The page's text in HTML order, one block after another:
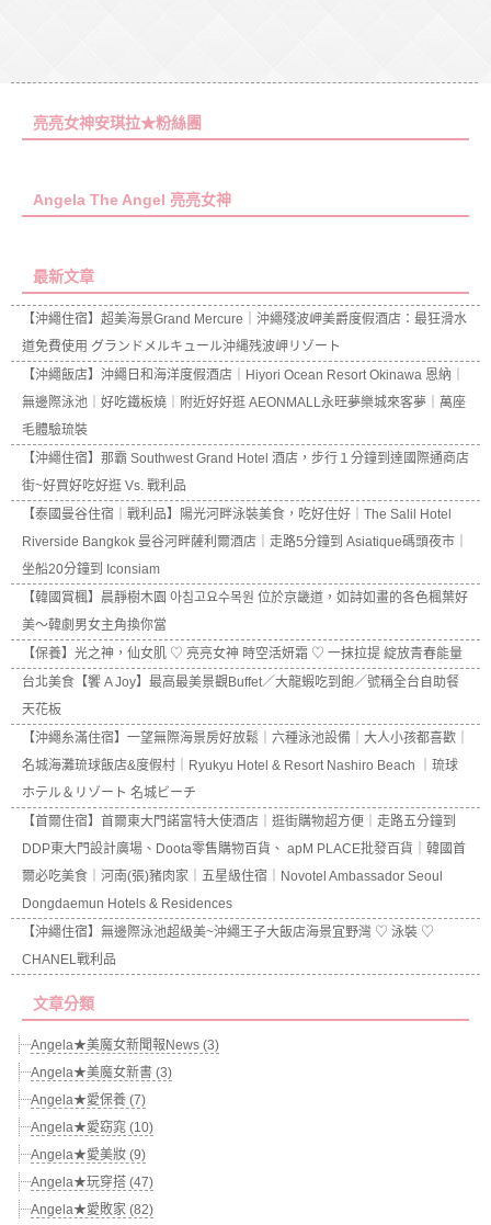
亮亮女神安琪拉★粉絲團
Angela The Angel 亮亮女神
最新文章
【沖繩住宿】超美海景Grand Mercure｜沖繩殘波岬美爵度假酒店：最狂滑水
道免費使用 グランドメルキュール沖縄残波岬リゾート
【沖繩飯店】沖繩日和海洋度假酒店｜Hiyori Ocean Resort Okinawa 恩納｜
無邊際泳池｜好吃鐵板燒｜附近好好逛 AEONMALL永旺夢樂城來客夢｜萬座
毛體驗琉裝
【沖繩住宿】那霸 Southwest Grand Hotel 酒店，步行１分鐘到達國際通商店
街~好買好吃好逛 Vs. 戰利品
【泰國曼谷住宿｜戰利品】陽光河畔泳裝美食，吃好住好｜The Salil Hotel
Riverside Bangkok 曼谷河畔薩利爾酒店｜走路5分鐘到 Asiatique碼頭夜市｜
坐船20分鐘到 Iconsiam
【韓國賞楓】晨靜樹木園 아침고요수목원 位於京畿道，如詩如畫的各色楓葉好
美～韓劇男女主角換你當
【保養】光之神，仙女肌 ♡ 亮亮女神 時空活妍霜 ♡ 一抹拉提 綻放青春能量
台北美食【饗 A Joy】最高最美景觀Buffet／大龍蝦吃到飽／號稱全台自助餐
天花板
【沖繩糸滿住宿】一望無際海景房好放鬆｜六種泳池設備｜大人小孩都喜歡｜
名城海灘琉球飯店&度假村｜Ryukyu Hotel & Resort Nashiro Beach ｜琉球
ホテル＆リゾート 名城ビーチ
【首爾住宿】首爾東大門諾富特大使酒店｜逛街購物超方便｜走路五分鐘到
DDP東大門設計廣場、Doota零售購物百貨、 apM PLACE批發百貨｜韓國首
爾必吃美食｜河南(張)豬肉家｜五星級住宿｜Novotel Ambassador Seoul
Dongdaemun Hotels & Residences
【沖繩住宿】無邊際泳池超級美~沖繩王子大飯店海景宜野灣 ♡ 泳裝 ♡
CHANEL戰利品
文章分類
Angela★美魔女新聞報News (3)
Angela★美魔女新書 (3)
Angela★愛保養 (7)
Angela★愛窈窕 (10)
Angela★愛美妝 (9)
Angela★玩穿搭 (47)
Angela★愛敗家 (82)